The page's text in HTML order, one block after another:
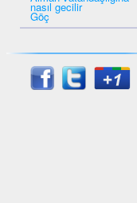
nasıl gecilir
Göç